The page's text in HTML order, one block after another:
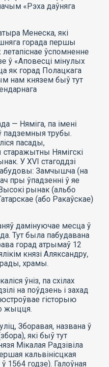
«Рэха даўняга
Менеска, які
горада першы
ўспомненне
ў «Аповесці мінулых
як горад Полацкага
нам князем быў тут
— Няміга, па імені
падземныя трубы.
пасады,
Нямігскі
У XVI стагоддзі
Замчышча (на
пры ўпадзенні ў яе
рынак (альбо
(або Ракаўскае)
дамінуючае месца ў
Тут была пабудавана
горад атрымаў 12
князі Аляксандру,
храмы.
ўніз, па схілах
на поўдзень і захад
гісторыю
жыцця.
Зборавая, названа ў
які быў тут
Мікалая Радзівіла
кальвінісцкая
1564 годзе). Галоўная